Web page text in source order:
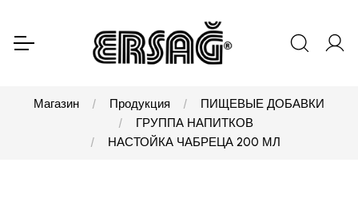
Магазин Продукция
ПИЩЕВЫЕ ДОБАВКИ
ГРУППА НАПИТКОВ
НАСТОЙКА ЧАБРЕЦА 200 МЛ